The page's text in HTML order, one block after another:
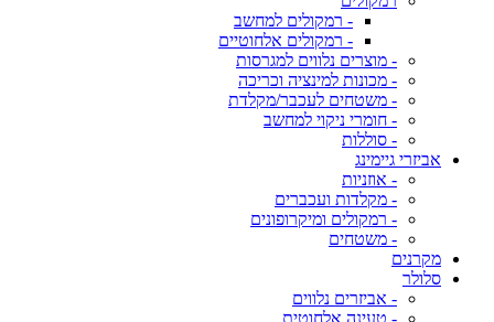
- רמקולים למחשב
- רמקולים אלחוטיים
- מוצרים נלווים למגרסות
- מכונות למינציה וכריכה
- משטחים לעכבר/מקלדת
- חומרי ניקוי למחשב
- סוללות
אביזרי גיימינג
- אוזניות
- מקלדות ועכברים
- רמקולים ומיקרופונים
- משטחים
מקרנים
סלולר
- אביזרים נלווים
- טעינה אלחוטית